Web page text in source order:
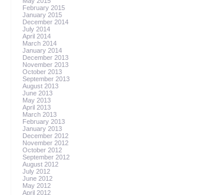
February 2015
January 2015
December 2014
July 2014
April 2014
March 2014
January 2014
December 2013
November 2013
October 2013
September 2013
August 2013
June 2013
May 2013
April 2013
March 2013
February 2013
January 2013
December 2012
November 2012
October 2012
September 2012
August 2012
July 2012
June 2012
May 2012
April 2012